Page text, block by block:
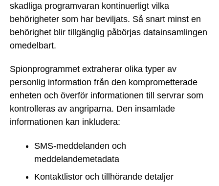
skadliga programvaran kontinuerligt vilka
behörigheter som har beviljats. Så snart minst en
behörighet blir tillgänglig påbörjas datainsamlingen
omedelbart.
Spionprogrammet extraherar olika typer av
personlig information från den komprometterade
enheten och överför informationen till servrar som
kontrolleras av angriparna. Den insamlade
informationen kan inkludera:
SMS-meddelanden och
meddelandemetadata
Kontaktlistor och tillhörande detaljer